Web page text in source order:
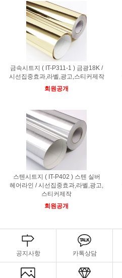
금속시트지 ( IT-P311-1 ) 금광18K /
시선집중효과,라벨,광고,스티커제작
회원공개
스텐시트지 ( IT-P402 ) 스텐 실버
헤어라인 / 시선집중효과,라벨,광고,
스티커제작
회원공개
공지사항 카톡상담